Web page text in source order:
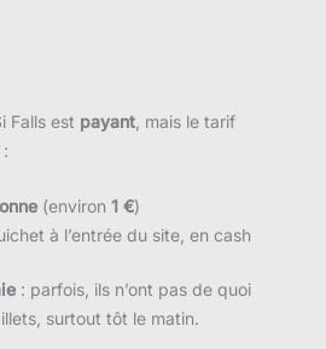
Falls est payant , mais le tarif
(environ 1 €)
à l’entrée du site, en cash
: parfois, ils n’ont pas de quoi
surtout tôt le matin.